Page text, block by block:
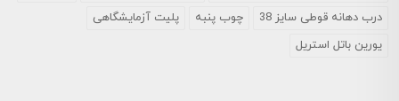
درب دهانه قوطی سایز 38
چوب پنبه
پلیت آزمایشگاهی
یورین باتل استریل